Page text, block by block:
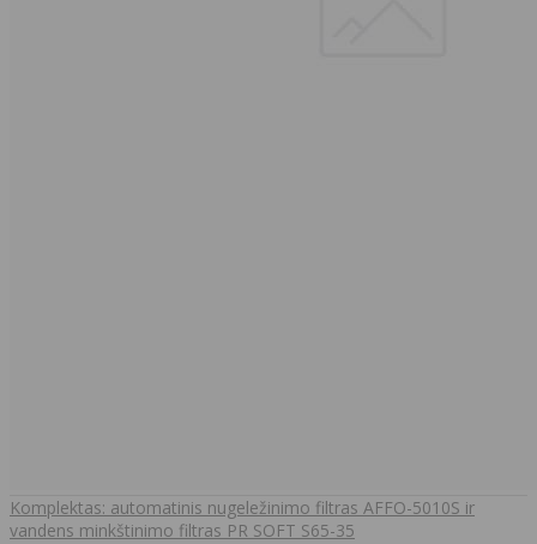
Komplektas: automatinis nugeležinimo filtras AFFO-5010S ir
vandens minkštinimo filtras PR SOFT S65-35